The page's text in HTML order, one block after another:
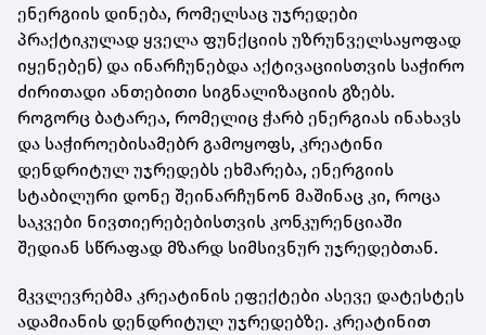
ენერგიის დინება, რომელსაც უჯრედები
პრაქტიკულად ყველა ფუნქციის უზრუნველსაყოფად
იყენებენ) და ინარჩუნებდა აქტივაციისთვის საჭირო
ძირითადი ანთებითი სიგნალიზაციის გზებს.
როგორც ბატარეა, რომელიც ჭარბ ენერგიას ინახავს
და საჭიროებისამებრ გამოყოფს, კრეატინი
დენდრიტულ უჯრედებს ეხმარება, ენერგიის
სტაბილური დონე შეინარჩუნონ მაშინაც კი, როცა
საკვები ნივთიერებებისთვის კონკურენციაში
შედიან სწრაფად მზარდ სიმსივნურ უჯრედებთან.
მკვლევრებმა კრეატინის ეფექტები ასევე დატესტეს
ადამიანის დენდრიტულ უჯრედებზე. კრეატინით